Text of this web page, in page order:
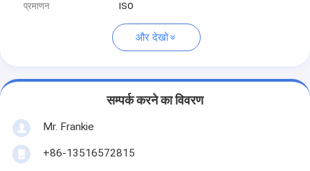
प्रमाणन
ISO
और देखो
सम्पर्क करने का विवरण
Mr. Frankie
+86-13516572815